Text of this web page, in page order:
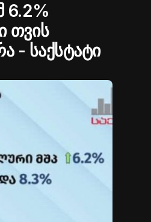
6.2%
თვის
- საქსტატი